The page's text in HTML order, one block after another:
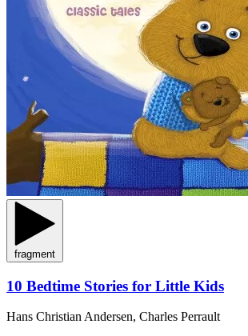
fragment
10 Bedtime Stories for Little Kids
Hans Christian Andersen, Charles Perrault